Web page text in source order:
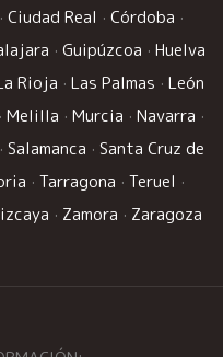
· Ciudad Real · Córdoba ·
· Guipúzcoa · Huelva
Rioja · Las Palmas · León
· Melilla · Murcia · Navarra ·
· Salamanca · Santa Cruz de
· Tarragona · Teruel ·
· Zamora · Zaragoza